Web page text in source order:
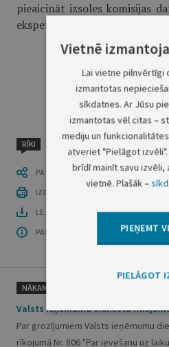
pieaicināt izsoles komisijas
ekspertus.
RĪKI
PASTĀSTI CITIEM
IZDRUKĀT PUBLIKĀCIJU
LEJUPLĀDĒT LAIDIENU (PDF)
PAR OFICIĀLO IZDEVUMU
NĀKAMAIS
Valsts ieņēmumu dienesta
Par grozījumiem Valsts ieņēmumu
rīkojumā Nr. 806 "Par ievešanu uz
Vietnē
Lai vietne pilnvērtīgi
izmantotas
sīkdatnes. Ar Jūsu
izmantotas vēl citas –
mediju un
atveriet "Pielāgot
brīdī mainīt savu izvēli,
vietnē. Plašāk –
PIEŅEMT
PIELĀGOT